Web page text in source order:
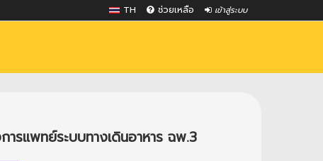
TH ช่วยเหลือ เข้าสู่ระบบ
ารแพทย์ระบบทางเดินอาหาร ฉพ.3